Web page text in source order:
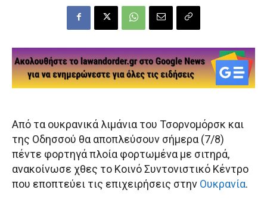
Από τα ουκρανικά λιμάνια του Τσορνομόρσκ και
της Οδησσού θα αποπλεύσουν σήμερα (7/8)
πέντε φορτηγά πλοία φορτωμένα με σιτηρά,
ανακοίνωσε χθες το Κοινό Συντονιστικό Κέντρο
που εποπτεύει τις επιχειρήσεις στην Ουκρανία.